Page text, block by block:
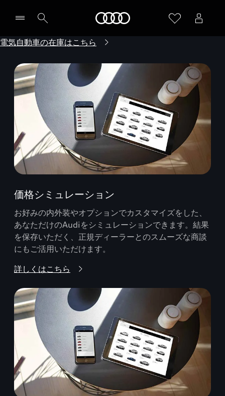
電気自動車の在庫はこちら
価格シミュレーション
お好みの内外装やオプションでカスタマイズをした、
あなただけのAudiをシミュレーションできます。結果
を保存いただく、正規ディーラーとのスムーズな商談
にもご活用いただけます。
詳しくはこちら